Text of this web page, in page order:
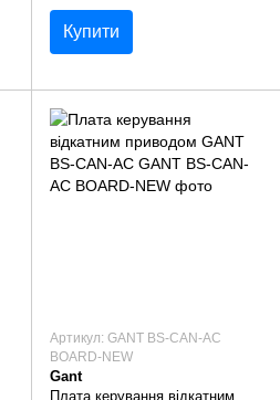
Купити
Артикул: GANT BS-CAN-AC
BOARD-NEW
Gant
Плата керування відкатним